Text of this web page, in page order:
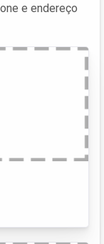
e endereço